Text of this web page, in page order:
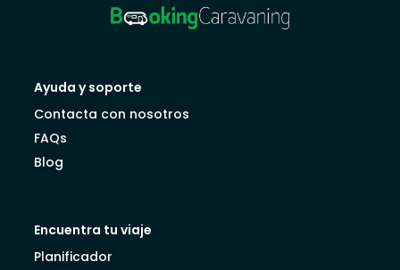
Ayuda y soporte
Contacta con nosotros
FAQs
Blog
Encuentra tu viaje
Planificador